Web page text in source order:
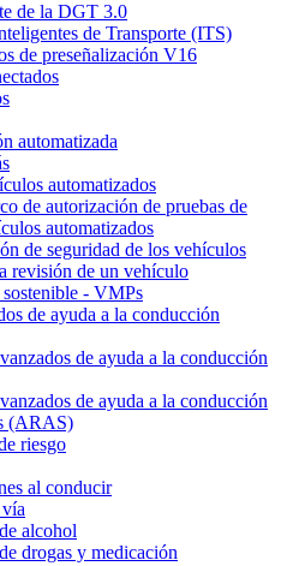
de la DGT 3.0
de Transporte (ITS)
de preseñalización V16
automatizada
automatizados
de autorización de pruebas de
automatizados
de seguridad de los vehículos
revisión de un vehículo
- VMPs
de ayuda a la conducción
de ayuda a la conducción
de ayuda a la conducción
(ARAS)
riesgo
al conducir
alcohol
drogas y medicación